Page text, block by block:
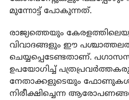
മുന്നോട്ട് പോകുന്നത്.
രാജ്യത്തെയും
വിവാദങ്ങളും ഈ
ചെയ്യപ്പെടേണ്ടതാണ്.
ഉപയോഗിച്ച്
നേതാക്കളുടെയും ഫോണുകള്‍
നിരീക്ഷിച്ചെന്ന